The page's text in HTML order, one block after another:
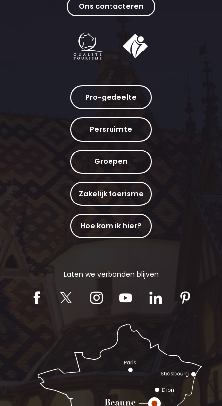
Ons contacteren
Pro-gedeelte
Persruimte
Groepen
Zakelijk toerisme
Hoe kom ik hier?
Laten we verbonden blijven